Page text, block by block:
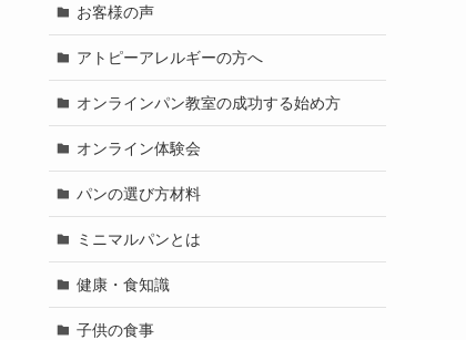
お客様の声
アトピーアレルギーの方へ
オンラインパン教室の成功する始め方
オンライン体験会
パンの選び方材料
ミニマルパンとは
健康・食知識
子供の食事